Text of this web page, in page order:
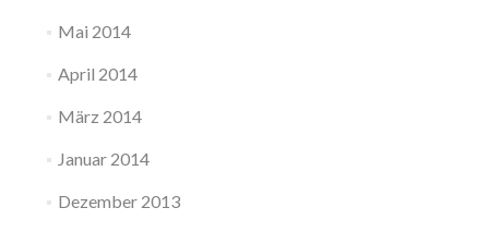
Mai 2014
April 2014
März 2014
Januar 2014
Dezember 2013